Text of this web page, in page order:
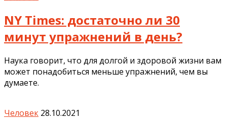
NY Times: достаточно ли 30
минут упражнений в день?
Наука говорит, что для долгой и здоровой жизни вам
может понадобиться меньше упражнений, чем вы
думаете.
Человек 28.10.2021